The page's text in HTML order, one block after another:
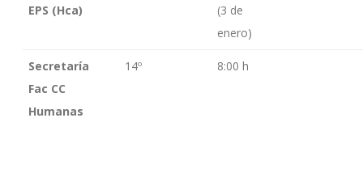
EPS (Hca)
(3 de
enero)
Secretaría
Fac CC
Humanas
14º 8:00 h